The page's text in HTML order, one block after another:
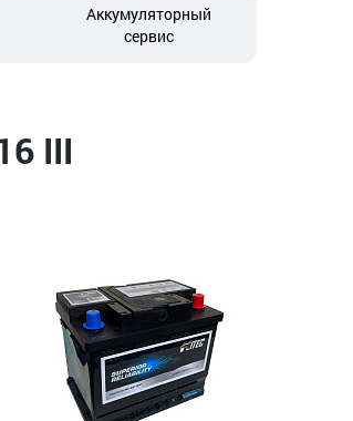
Аккумуляторный
сервис
III